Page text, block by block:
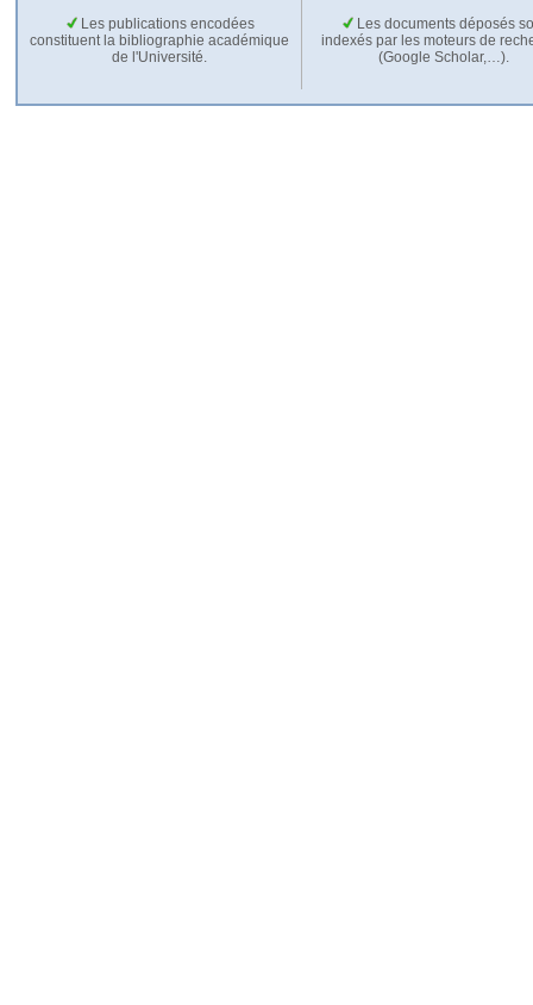
Les publications encodées
constituent la bibliographie académique
de l'Université.
Les documents déposés
indexés par les moteurs de
(Google Scholar,…).